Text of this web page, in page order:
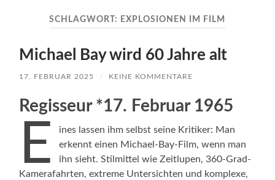
SCHLAGWORT: EXPLOSIONEN IM FILM
Michael Bay wird 60 Jahre alt
17. FEBRUAR 2025 / KEINE KOMMENTARE
Regisseur *17. Februar 1965
E
ines lassen ihm selbst seine Kritiker: Man
erkennt einen Michael-Bay-Film, wenn man
ihn sieht. Stilmittel wie Zeitlupen, 360-Grad-
Kamerafahrten, extreme Untersichten und komplexe,